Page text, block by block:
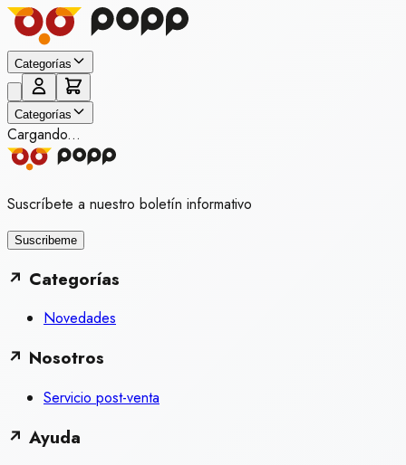
Categorías
Categorías
Cargando...
Suscríbete a nuestro boletín informativo
Suscribeme
↗ Categorías
Novedades
↗ Nosotros
Servicio post-venta
↗ Ayuda